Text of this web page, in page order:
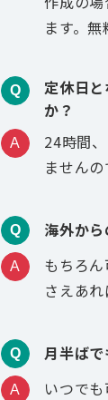
ます。
Q
定休日
か？
A
24時間
ません
Q 海外か
A
もちろ
さえあ
Q 月半ば
A
いつで